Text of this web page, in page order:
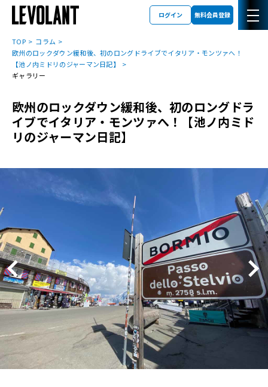
ログイン 無料会員登録
TOP
コラム
欧州のロックダウン緩和後、初のロングドライブでイタリア・モンツァへ！
【池ノ内ミドリのジャーマン日記】
ギャラリー
欧州のロックダウン緩和後、初のロングドラ
イブでイタリア・モンツァへ！【池ノ内ミド
リのジャーマン日記】